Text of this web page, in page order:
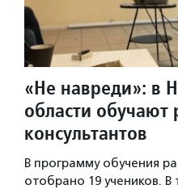
«Не навреди»: в
области обучают
консультантов
В программу обучения
отобрано 19 учеников. В